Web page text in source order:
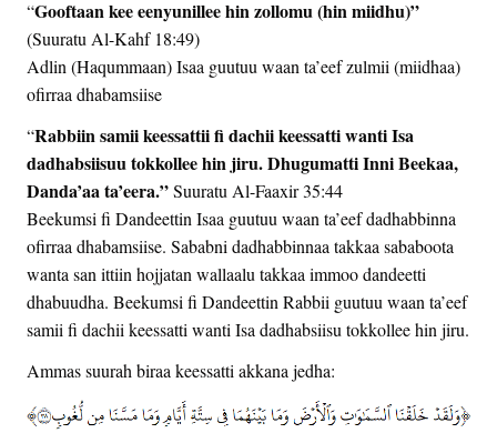
“Gooftaan kee eenyunillee hin zollomu (hin miidhu)”
(Suuratu Al-Kahf 18:49)
Adlin (Haqummaan) Isaa guutuu waan ta’eef zulmii (miidhaa)
ofirraa dhabamsiise
“Rabbiin samii keessattii fi dachii keessatti wanti Isa
dadhabsiisuu tokkollee hin jiru. Dhugumatti Inni Beekaa,
Danda’aa ta’eera.”Suuratu Al-Faaxir 35:44
Beekumsi fi Dandeettin Isaa guutuu waan ta’eef dadhabbinna
ofirraa dhabamsiise. Sababni dadhabbinnaa takkaa sababoota
wanta san ittiin hojjatan wallaalu takkaa immoo dandeetti
dhabuudha. Beekumsi fi Dandeettin Rabbii guutuu waan ta’eef
samii fi dachii keessatti wanti Isa dadhabsiisu tokkollee hin jiru.
Ammas suurah biraa keessatti akkana jedha: